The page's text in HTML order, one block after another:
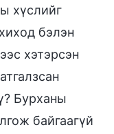
хүслийг
бэлэн
хэтэрсэн
Бурханы
байгаагүй